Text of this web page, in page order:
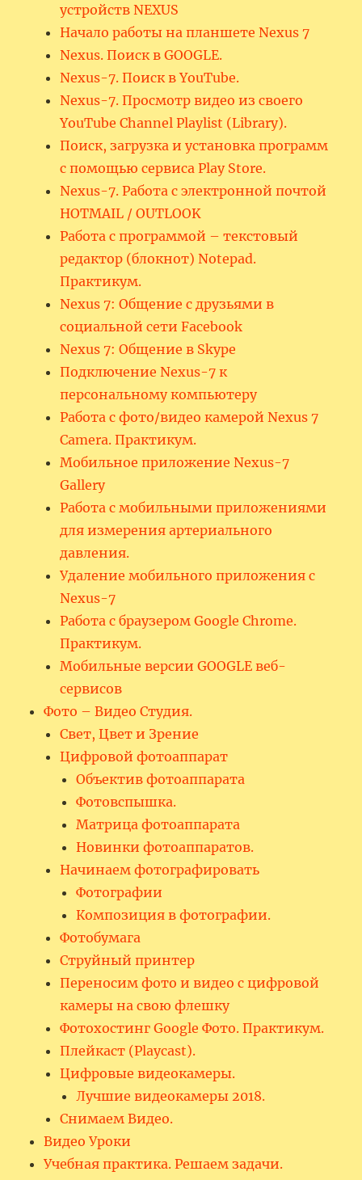
устройств NEXUS
Начало работы на планшете Nexus 7
Nexus. Поиск в GOOGLE.
Nexus-7. Поиск в YouTube.
Nexus-7. Просмотр видео из своего
YouTube Channel Playlist (Library).
Поиск, загрузка и установка программ
с помощью сервиса Play Store.
Nexus-7. Работа с электронной почтой
HOTMAIL / OUTLOOK
Работа с программой – текстовый
редактор (блокнот) Notepad.
Практикум.
Nexus 7: Общение с друзьями в
социальной сети Facebook
Nexus 7: Общение в Skype
Подключение Nexus-7 к
персональному компьютеру
Работа с фото/видео камерой Nexus 7
Camera. Практикум.
Мобильное приложение Nexus-7
Gallery
Работа с мобильными приложениями
для измерения артериального
давления.
Удаление мобильного приложения с
Nexus-7
Работа с браузером Google Chrome.
Практикум.
Мобильные версии GOOGLE веб-
сервисов
Фото – Видео Студия.
Свет, Цвет и Зрение
Цифровой фотоаппарат
Объектив фотоаппарата
Фотовспышка.
Матрица фотоаппарата
Новинки фотоаппаратов.
Начинаем фотографировать
Фотографии
Композиция в фотографии.
Фотобумага
Струйный принтер
Переносим фото и видео с цифровой
камеры на свою флешку
Фотохостинг Google Фото. Практикум.
Плейкаст (Playcast).
Цифровые видеокамеры.
Лучшие видеокамеры 2018.
Снимаем Видео.
Видео Уроки
Учебная практика. Решаем задачи.